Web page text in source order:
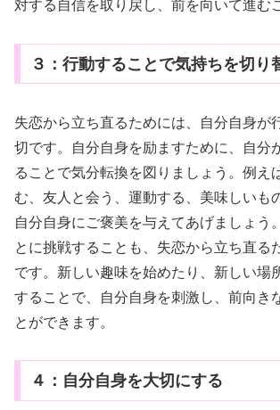
対する自信を取り戻し、前を向いて進む
３：行動することで気持ちを切り
失恋から立ち直るためには、自分自身が
切です。自分自身を励ますために、自分
ることで気分転換を図りましょう。例え
む、友人と会う、運動する、美味しいも
自分自身にご褒美を与えてあげましょう
とに挑戦することも、失恋から立ち直る
です。新しい趣味を始めたり、新しい場
することで、自分自身を刺激し、前向き
とができます。
４：自分自身を大切にする